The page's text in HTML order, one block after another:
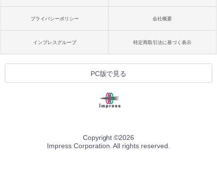
プライバシーポリシー 会社概要
インプレスグループ 特定商取引法に基づく表示
PC版で見る
Copyright ©2026
Impress Corporation. All rights reserved.